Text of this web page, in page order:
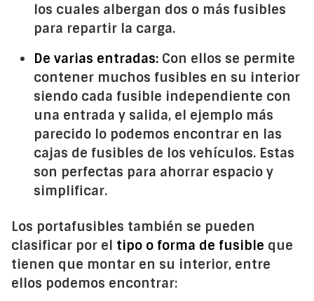
los cuales albergan dos o más fusibles
para repartir la carga.
De varias entradas: Con ellos se permite
contener muchos fusibles en su interior
siendo cada fusible independiente con
una entrada y salida, el ejemplo más
parecido lo podemos encontrar en las
cajas de fusibles de los vehículos. Estas
son perfectas para ahorrar espacio y
simplificar.
Los portafusibles también se pueden
clasificar por el tipo o forma de fusible que
tienen que montar en su interior, entre
ellos podemos encontrar: